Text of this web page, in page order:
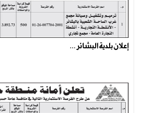
إعلان بلدية البشائر ...